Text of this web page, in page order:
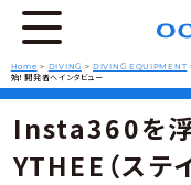
Home > DIVING >DIVING EQUIPMENT
始！開発者へインタビュー
Insta360を浮
YTHEE（ステ